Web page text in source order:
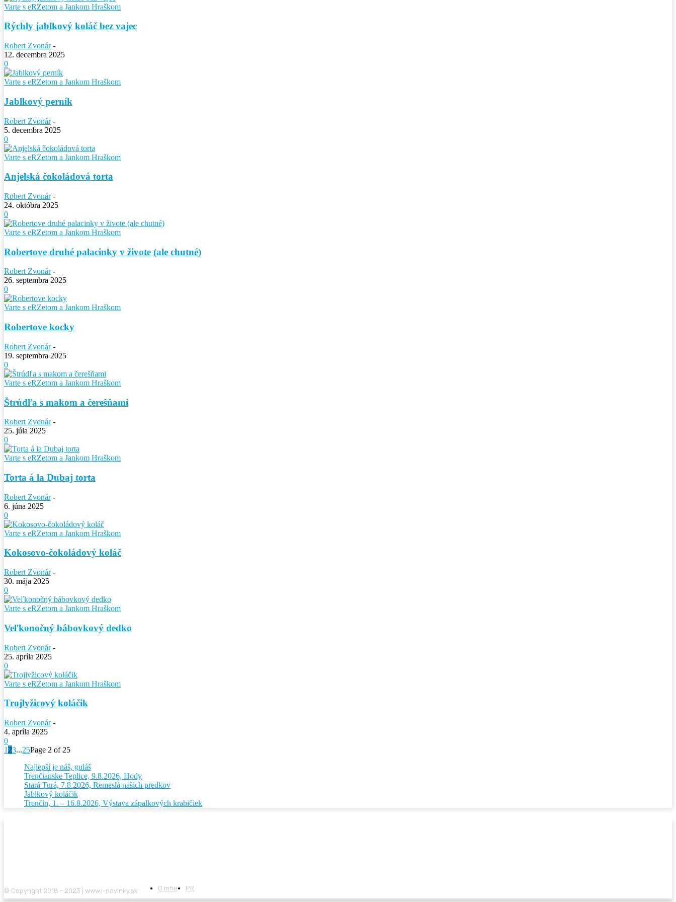
Varte s eRZetom a Jankom Hraškom
Rýchly jablkový koláč bez vajec
Robert Zvonár -
12. decembra 2025
0
Varte s eRZetom a Jankom Hraškom
Jablkový perník
Robert Zvonár -
5. decembra 2025
0
Varte s eRZetom a Jankom Hraškom
Anjelská čokoládová torta
Robert Zvonár -
24. októbra 2025
0
Varte s eRZetom a Jankom Hraškom
Robertove druhé palacinky v živote (ale chutné)
Robert Zvonár -
26. septembra 2025
0
Varte s eRZetom a Jankom Hraškom
Robertove kocky
Robert Zvonár -
19. septembra 2025
0
Varte s eRZetom a Jankom Hraškom
Štrúdľa s makom a čerešňami
Robert Zvonár -
25. júla 2025
0
Varte s eRZetom a Jankom Hraškom
Torta á la Dubaj torta
Robert Zvonár -
6. júna 2025
0
Varte s eRZetom a Jankom Hraškom
Kokosovo-čokoládový koláč
Robert Zvonár -
30. mája 2025
0
Varte s eRZetom a Jankom Hraškom
Veľkonočný bábovkový dedko
Robert Zvonár -
25. apríla 2025
0
Varte s eRZetom a Jankom Hraškom
Trojlyžicový koláčik
Robert Zvonár -
4. apríla 2025
0
1 23...25Page 2 of 25
Najlepší je náš, guláš
Trenčianske Teplice, 9.8.2026, Hody
Stará Turá, 7.8.2026, Remeslá našich predkov
Jablkový koláčik
Trenčín, 1. – 16.8.2026, Výstava zápalkových krabičiek
© Copyright 2018 - 2023 | www.i-novinky.sk O mne PR